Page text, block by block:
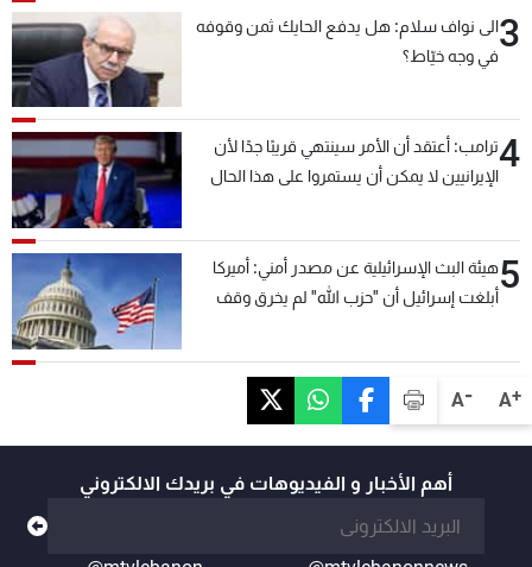
A+
A-
3الى نواف سلام: هل يدفع الحايك ثمن وقوفه
في وجه خيّاط؟
4ترامب: أعتقد أن الأمر سينتهي قريبًا جدًا لأن
الإيرانيين لا يمكن أن يستمروا على هذا الحال
5هيئة البث الإسرائيلية عن مصدر أمني: أميركا
أبلغت إسرائيل أن "حزب الله" لم يخرق وقف
أهم الأخبار و الفيديوهات في بريدك الالكتروني